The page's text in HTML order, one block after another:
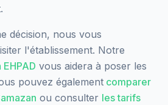
décision, nous vous
l'établissement. Notre
vous aidera à poser les
pouvez également comparer
ou consulter les tarifs